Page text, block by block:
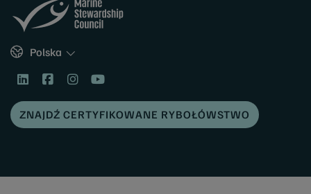
Sites
Polska
ZNAJDŹ CERTYFIKOWANE RYBOŁÓWSTWO